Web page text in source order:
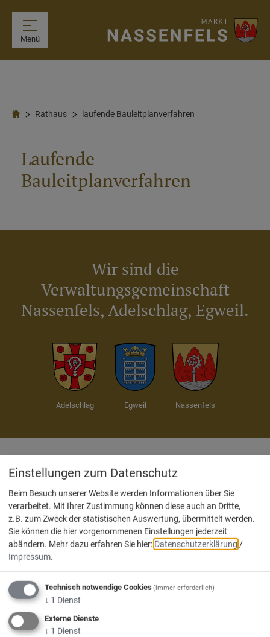
Menü
Rathaus laufende Bauleitplanverfahren
Laufende
Bauleitplanverfahren
Wir sind die
Verwaltungsgemeinschaft
Nassenfels, Adelschlag, Egweil.
Adelschlag Egweil Nassenfels
Service
Kontakt & Öffnungszeiten
Impressum
Datenschutz
Barrierefreiheit
www.vg-nassenfels.de
Bürgerservice-Portal
Einstellungen zum Datenschutz
Beim Besuch unserer Website werden Informationen über Sie
verarbeitet. Mit Ihrer Zustimmung können diese auch an Dritte,
z.B. zum Zweck der statistischen Auswertung, übermittelt werden.
Sie können die hier vorgenommenen Einstellungen jederzeit
abändern. Mehr dazu erfahren Sie hier: Datenschutzerklärung /
Impressum.
Technisch notwendige Cookies(immer erforderlich)
↓ 1 Dienst
Externe Dienste
↓ 1 Dienst